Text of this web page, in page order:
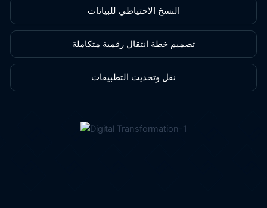
النسخ الاحتياطي للبيانات
تصميم خطة انتقال رقمية متكاملة
نقل وتحديث التطبيقات